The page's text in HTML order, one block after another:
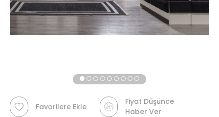
Favorilere Ekle
Fiyat Düşünce
Haber Ver